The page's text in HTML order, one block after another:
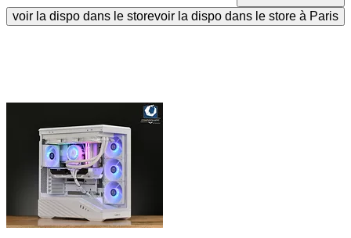
voir la dispo dans le storevoir la dispo dans le store à Paris